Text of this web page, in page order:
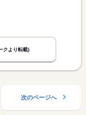
クより転載)
次のページへ